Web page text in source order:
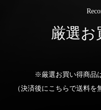
厳選お
※厳選お買い得商品
（決済後にこちらで送料を